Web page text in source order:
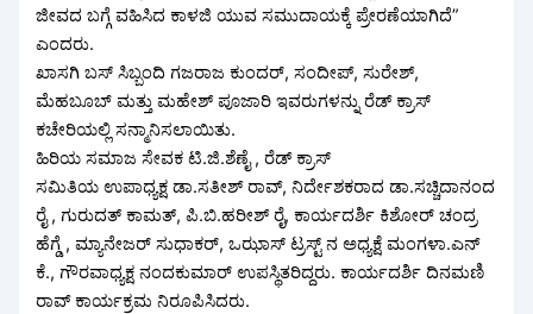
ಜೀವದ ಬಗ್ಗೆ ವಹಿಸಿದ ಕಾಳಜಿ ಯುವ ಸಮುದಾಯಕ್ಕೆ ಪ್ರೇರಣೆಯಾಗಿದೆ”
ಎಂದರು.
ಖಾಸಗಿ ಬಸ್ ಸಿಬ್ಬಂದಿ ಗಜರಾಜ ಕುಂದರ್, ಸಂದೀಪ್, ಸುರೇಶ್,
ಮೆಹಬೂಬ್ ಮತ್ತು ಮಹೇಶ್ ಪೂಜಾರಿ ಇವರುಗಳನ್ನು ರೆಡ್ ಕ್ರಾಸ್
ಕಚೇರಿಯಲ್ಲಿ ಸನ್ಮಾನಿಸಲಾಯಿತು.
ಹಿರಿಯ ಸಮಾಜ ಸೇವಕ ಟಿ.ಜಿ.ಶೆಣೈ , ರೆಡ್ ಕ್ರಾಸ್
ಸಮಿತಿಯ ಉಪಾಧ್ಯಕ್ಷ ಡಾ.ಸತೀಶ್ ರಾವ್, ನಿರ್ದೇಶಕರಾದ ಡಾ.ಸಚ್ಚಿದಾನಂದ
ರೈ , ಗುರುದತ್ ಕಾಮತ್, ಪಿ.ಬಿ.ಹರೀಶ್ ರೈ, ಕಾರ್ಯದರ್ಶಿ ಕಿಶೋರ್ ಚಂದ್ರ
ಹೆಗ್ಡೆ , ಮ್ಯಾನೇಜರ್ ಸುಧಾಕರ್, ಒಝಾಸ್ ಟ್ರಸ್ಟ್ ನ ಅಧ್ಯಕ್ಷೆ ಮಂಗಳಾ.ಎನ್
ಕೆ., ಗೌರವಾಧ್ಯಕ್ಷ ನಂದಕುಮಾರ್ ಉಪಸ್ಥಿತರಿದ್ದರು. ಕಾರ್ಯದರ್ಶಿ ದಿನಮಣಿ
ರಾವ್ ಕಾರ್ಯಕ್ರಮ ನಿರೂಪಿಸಿದರು.